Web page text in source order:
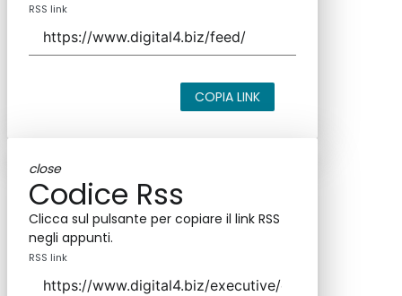
RSS link
COPIA LINK
close
Codice Rss
Clicca sul pulsante per copiare il link RSS
negli appunti.
RSS link